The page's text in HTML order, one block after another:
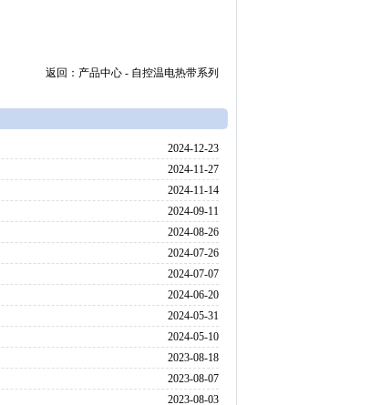
返回： 产品中心- 自控温电热带系列
2024-12-23
2024-11-27
2024-11-14
2024-09-11
2024-08-26
2024-07-26
2024-07-07
2024-06-20
2024-05-31
2024-05-10
2023-08-18
2023-08-07
2023-08-03